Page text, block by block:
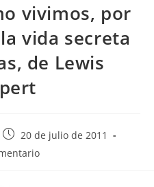
vivimos, por
vida secreta
de Lewis
Publicación
de
20 de julio de 2011